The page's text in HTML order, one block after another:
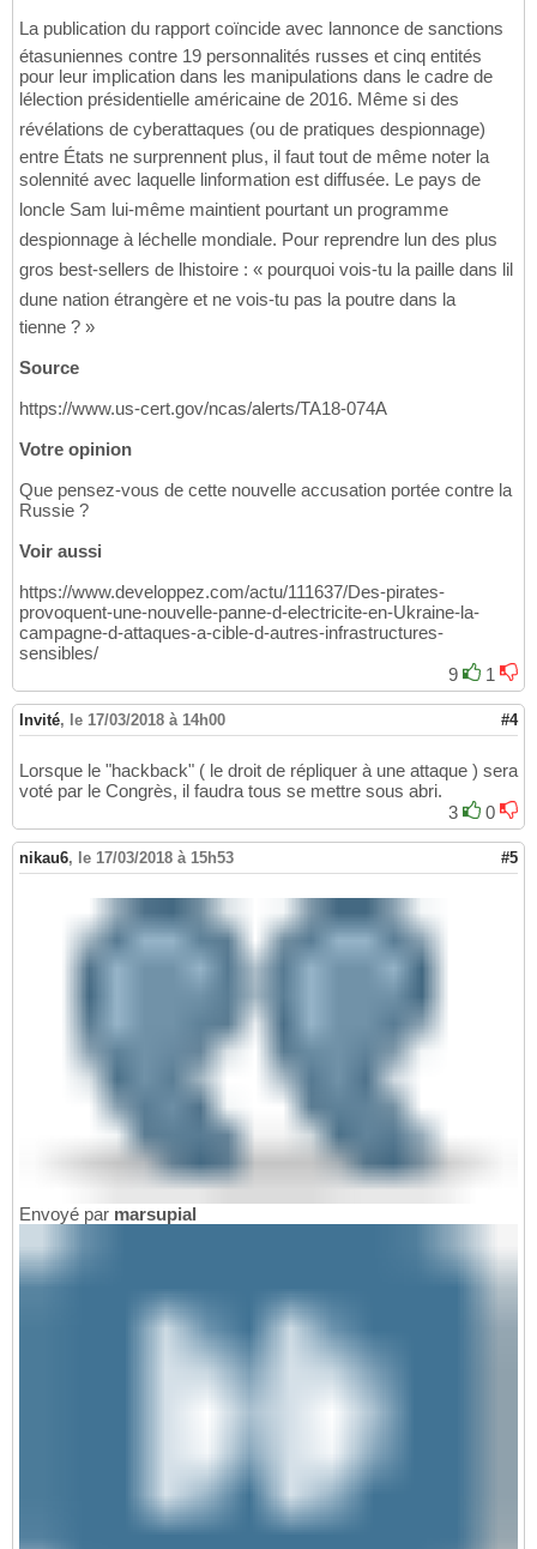
La publication du rapport coïncide avec lannonce de sanctions
étasuniennes contre 19 personnalités russes et cinq entités
pour leur implication dans les manipulations dans le cadre de
lélection présidentielle américaine de 2016. Même si des
révélations de cyberattaques (ou de pratiques despionnage)
entre États ne surprennent plus, il faut tout de même noter la
solennité avec laquelle linformation est diffusée. Le pays de
loncle Sam lui-même maintient pourtant un programme
despionnage à léchelle mondiale. Pour reprendre lun des plus
gros best-sellers de lhistoire : « pourquoi vois-tu la paille dans lil
dune nation étrangère et ne vois-tu pas la poutre dans la
tienne ? »
Source
https://www.us-cert.gov/ncas/alerts/TA18-074A
Votre opinion
Que pensez-vous de cette nouvelle accusation portée contre la
Russie ?
Voir aussi
https://www.developpez.com/actu/111637/Des-pirates-
provoquent-une-nouvelle-panne-d-electricite-en-Ukraine-la-
campagne-d-attaques-a-cible-d-autres-infrastructures-
sensibles/
9
1
Invité, le 17/03/2018 à 14h00 #4
Lorsque le "hackback" ( le droit de répliquer à une attaque ) sera
voté par le Congrès, il faudra tous se mettre sous abri.
3
0
nikau6, le 17/03/2018 à 15h53 #5
Envoyé par marsupial